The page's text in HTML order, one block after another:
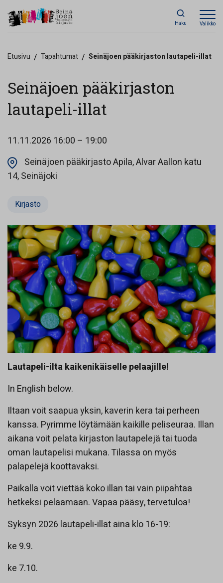
Haku Valikko
Etusivu / Tapahtumat / Seinäjoen pääkirjaston lautapeli-illat
Seinäjoen pääkirjaston
lautapeli-illat
11.11.2026 16:00 – 19:00
Seinäjoen pääkirjasto Apila, Alvar Aallon katu
14, Seinäjoki
Kirjasto
Lautapeli-ilta kaikenikäiselle pelaajille!
In English below.
Iltaan voit saapua yksin, kaverin kera tai perheen
kanssa. Pyrimme löytämään kaikille peliseuraa. Illan
aikana voit pelata kirjaston lautapelejä tai tuoda
oman lautapelisi mukana. Tilassa on myös
palapelejä koottavaksi.
Paikalla voit viettää koko illan tai vain piipahtaa
hetkeksi pelaamaan. Vapaa pääsy, tervetuloa!
Syksyn 2026 lautapeli-illat aina klo 16-19:
ke 9.9.
ke 7.10.